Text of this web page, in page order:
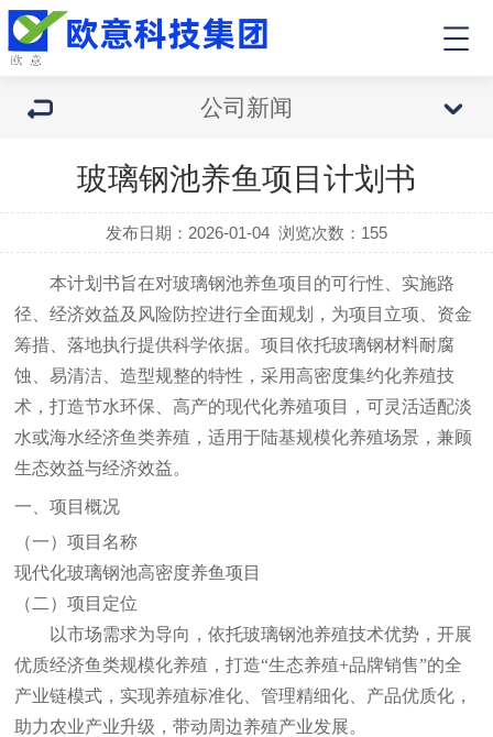
公司新闻
玻璃钢池养鱼项目计划书
发布日期：2026-01-04 浏览次数： 155
本计划书旨在对玻璃钢池养鱼项目的可行性、实施路
径、经济效益及风险防控进行全面规划，为项目立项、资金
筹措、落地执行提供科学依据。项目依托玻璃钢材料耐腐
蚀、易清洁、造型规整的特性，采用高密度集约化养殖技
术，打造节水环保、高产的现代化养殖项目，可灵活适配淡
水或海水经济鱼类养殖，适用于陆基规模化养殖场景，兼顾
生态效益与经济效益。
一、项目概况
（一）项目名称
现代化玻璃钢池高密度养鱼项目
（二）项目定位
以市场需求为导向，依托玻璃钢池养殖技术优势，开展
优质经济鱼类规模化养殖，打造“生态养殖+品牌销售”的全
产业链模式，实现养殖标准化、管理精细化、产品优质化，
助力农业产业升级，带动周边养殖产业发展。